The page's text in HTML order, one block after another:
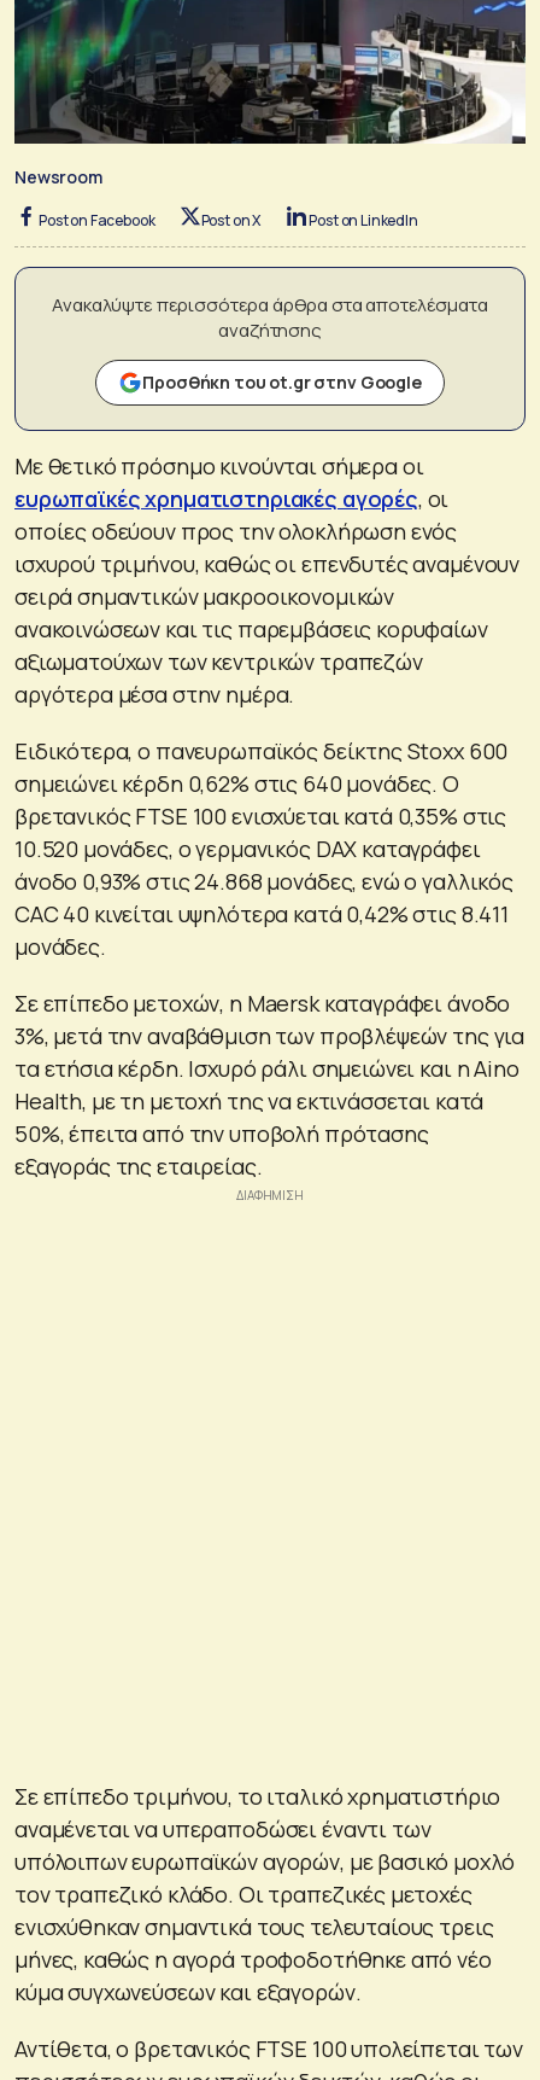
Newsroom
Post on Facebook Post on X Post on LinkedIn
Ανακαλύψτε περισσότερα άρθρα στα αποτελέσματα
αναζήτησης
Προσθήκη του ot.gr στην Google
Με θετικό πρόσημο κινούνται σήμερα οι
ευρωπαϊκές χρηματιστηριακές αγορές, οι
οποίες οδεύουν προς την ολοκλήρωση ενός
ισχυρού τριμήνου, καθώς οι επενδυτές αναμένουν
σειρά σημαντικών μακροοικονομικών
ανακοινώσεων και τις παρεμβάσεις κορυφαίων
αξιωματούχων των κεντρικών τραπεζών
αργότερα μέσα στην ημέρα.
Ειδικότερα, ο πανευρωπαϊκός δείκτης Stoxx 600
σημειώνει κέρδη 0,62% στις 640 μονάδες. Ο
βρετανικός FTSE 100 ενισχύεται κατά 0,35% στις
10.520 μονάδες, ο γερμανικός DAX καταγράφει
άνοδο 0,93% στις 24.868 μονάδες, ενώ ο γαλλικός
CAC 40 κινείται υψηλότερα κατά 0,42% στις 8.411
μονάδες.
Σε επίπεδο μετοχών, η Maersk καταγράφει άνοδο
3%, μετά την αναβάθμιση των προβλέψεών της για
τα ετήσια κέρδη. Ισχυρό ράλι σημειώνει και η Aino
Health, με τη μετοχή της να εκτινάσσεται κατά
50%, έπειτα από την υποβολή πρότασης
εξαγοράς της εταιρείας.
Σε επίπεδο τριμήνου, το ιταλικό χρηματιστήριο
αναμένεται να υπεραποδώσει έναντι των
υπόλοιπων ευρωπαϊκών αγορών, με βασικό μοχλό
τον τραπεζικό κλάδο. Οι τραπεζικές μετοχές
ενισχύθηκαν σημαντικά τους τελευταίους τρεις
μήνες, καθώς η αγορά τροφοδοτήθηκε από νέο
κύμα συγχωνεύσεων και εξαγορών.
Αντίθετα, ο βρετανικός FTSE 100 υπολείπεται των